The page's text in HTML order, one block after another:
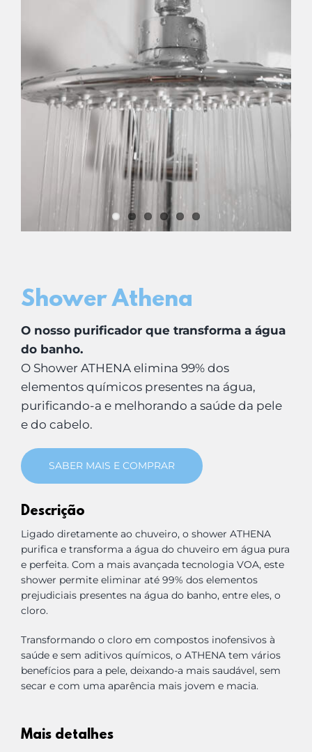
Shower Athena
O nosso purificador que transforma a água
do banho.
O Shower ATHENA elimina 99% dos
elementos químicos presentes na água,
purificando-a e melhorando a saúde da pele
e do cabelo.
SABER MAIS E COMPRAR
Descrição
Ligado diretamente ao chuveiro, o shower ATHENA
purifica e transforma a água do chuveiro em água pura
e perfeita. Com a mais avançada tecnologia VOA, este
shower permite eliminar até 99% dos elementos
prejudiciais presentes na água do banho, entre eles, o
cloro.
Transformando o cloro em compostos inofensivos à
saúde e sem aditivos químicos, o ATHENA tem vários
benefícios para a pele, deixando-a mais saudável, sem
secar e com uma aparência mais jovem e macia.
Mais detalhes